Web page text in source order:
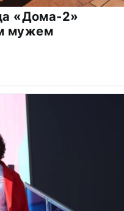
«Дома-2»
мужем